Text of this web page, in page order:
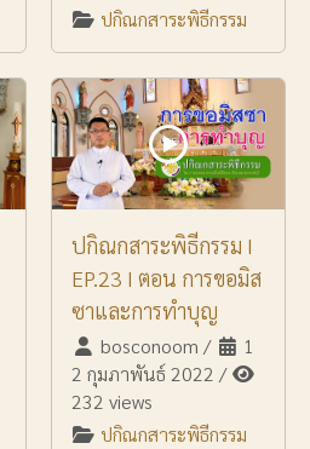
ปกิณกสาระพิธีกรรม
ปกิณกสาระพิธีกรรม I
EP.23 I ตอน การขอมิส
ซาและการทำบุญ
bosconoom /
1
2 กุมภาพันธ์ 2022 /
232 views
ปกิณกสาระพิธีกรรม